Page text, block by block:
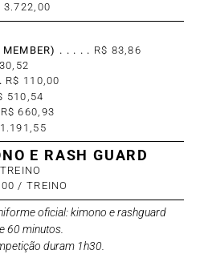
3.722,00
. . . . . R$ 83,86
R$ 110,00
510,54
R$ 660,93
E RASH GUARD
/ TREINO
oficial: kimono e rashguard
60 minutos.
duram 1h30.